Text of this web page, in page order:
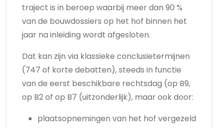
traject is in beroep waarbij meer dan 90 %
van de bouwdossiers op het hof binnen het
jaar na inleiding wordt afgesloten.
Dat kan zijn via klassieke conclusietermijnen
(747 of korte debatten), steeds in functie
van de eerst beschikbare rechtsdag (op B9,
op B2 of op B7 (uitzonderlijk), maar ook door:
plaatsopnemingen van het hof vergezeld